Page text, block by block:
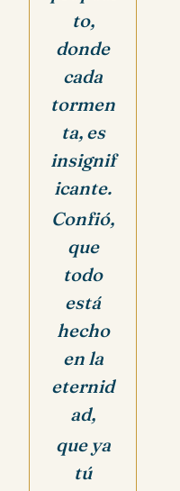
to,
donde
cada
tormen
ta, es
insignif
icante.
Confió,
que
todo
está
hecho
en la
eternid
ad,
que ya
tú